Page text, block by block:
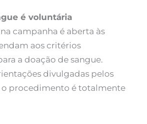
é voluntária
campanha é aberta às
aos critérios
a doação de sangue.
divulgadas pelos
o procedimento é totalmente